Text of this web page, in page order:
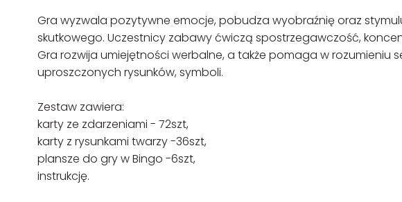
Gra wyzwala pozytywne emocje, pobudza wyobraźnię oraz
skutkowego. Uczestnicy zabawy ćwiczą spostrzegawczość,
Gra rozwija umiejętności werbalne, a także pomaga w rozumieniu
uproszczonych rysunków, symboli.
Zestaw zawiera:
karty ze zdarzeniami - 72szt,
karty z rysunkami twarzy -36szt,
plansze do gry w Bingo -6szt,
instrukcję.